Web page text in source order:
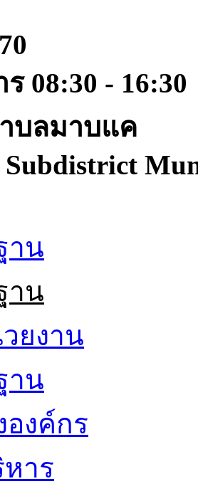
08:30 - 16:30
บลมาบแค
Subdistrict
าน
าน
ยงาน
าน
องค์กร
าร